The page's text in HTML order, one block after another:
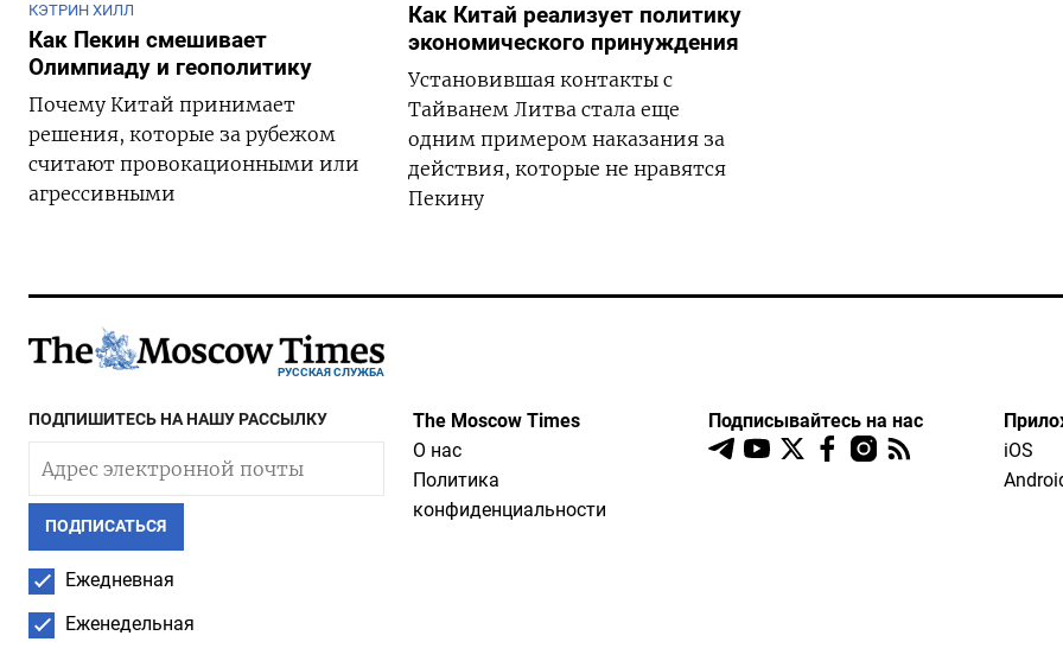
КЭТРИН ХИЛЛ
Как Пекин смешивает
Олимпиаду и геополитику
Почему Китай принимает
решения, которые за рубежом
считают провокационными или
агрессивными
Как Китай реализует политику
экономического принуждения
Установившая контакты с
Тайванем Литва стала еще
одним примером наказания за
действия, которые не нравятся
Пекину
РУССКАЯ СЛУЖБА
ПОДПИШИТЕСЬ НА НАШУ РАССЫЛКУ
ПОДПИСАТЬСЯ
Ежедневная
Еженедельная
The Moscow Times
О нас
Политика
конфиденциальности
Подписывайтесь на нас
iOS